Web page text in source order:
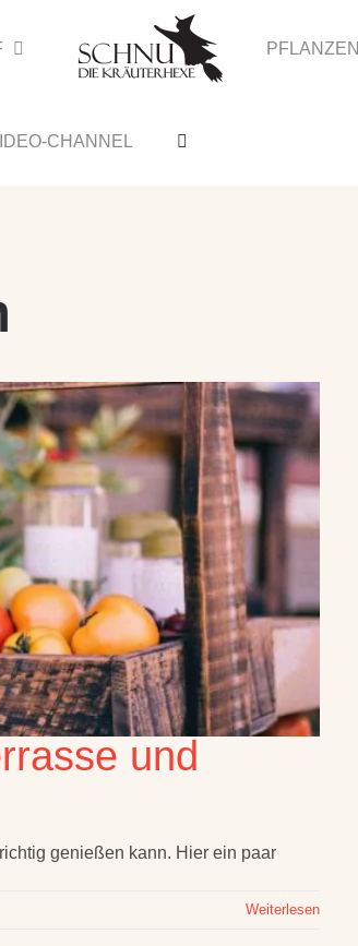
PFLANZEN
CHANNEL
und
genießen kann. Hier ein paar
Weiterlesen